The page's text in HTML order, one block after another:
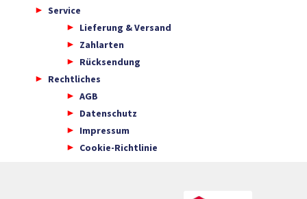
Service
Lieferung & Versand
Zahlarten
Rücksendung
Rechtliches
AGB
Datenschutz
Impressum
Cookie-Richtlinie